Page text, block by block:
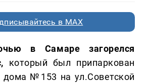
в MAX
в Самаре загорелся
который был припаркован
дома №153 на ул.Советской